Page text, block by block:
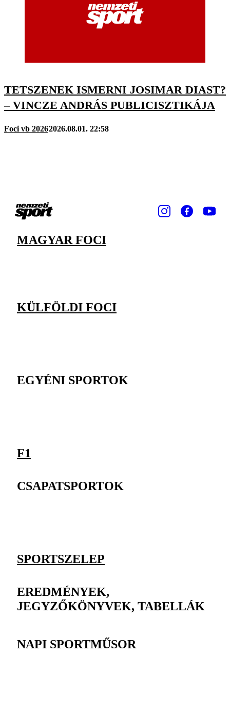
TETSZENEK ISMERNI JOSIMAR DIAST?
– VINCZE ANDRÁS PUBLICISZTIKÁJA
Foci vb 20262026.08.01. 22:58
MAGYAR FOCI
KÜLFÖLDI FOCI
EGYÉNI SPORTOK
F1
CSAPATSPORTOK
SPORTSZELEP
EREDMÉNYEK,
JEGYZŐKÖNYVEK, TABELLÁK
NAPI SPORTMŰSOR